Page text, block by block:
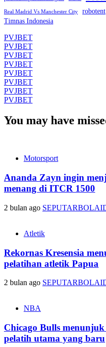
Real Madrid Vs Manchester City robotent
Timnas Indonesia
PVJBET
PVJBET
PVJBET
PVJBET
PVJBET
PVJBET
PVJBET
PVJBET
You may have
Motorsport
Ananda Zayn ingin
menang di ITCR 1500
2 bulan ago
Atletik
Rekornas Kresensia
pelatihan atletik Papua
2 bulan ago
NBA
Chicago Bulls
pelatih utama yang baru